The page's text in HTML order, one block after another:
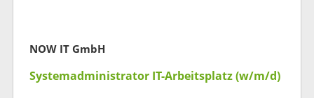
NOW IT GmbH
Systemadministrator IT-Arbeitsplatz (w/m/d)